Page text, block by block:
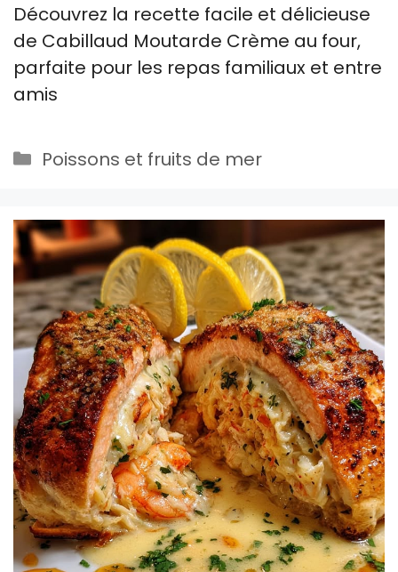
Découvrez la recette facile et délicieuse
de Cabillaud Moutarde Crème au four,
parfaite pour les repas familiaux et entre
amis
Catégories
Poissons et fruits de mer